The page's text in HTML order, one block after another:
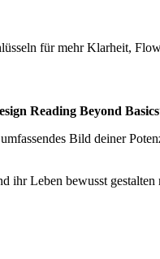
für mehr Klarheit,
Reading Beyond
Bild deiner
ihr Leben bewusst gestalten